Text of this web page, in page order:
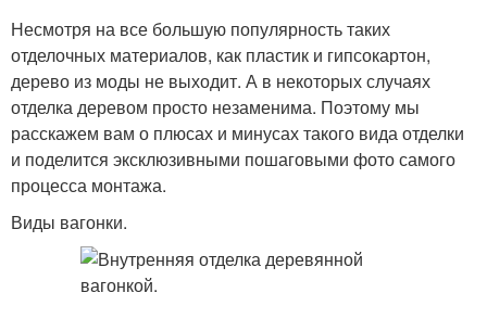
Несмотря на все большую популярность таких
отделочных материалов, как пластик и гипсокартон,
дерево из моды не выходит. А в некоторых случаях
отделка деревом просто незаменима. Поэтому мы
расскажем вам о плюсах и минусах такого вида отделки
и поделится эксклюзивными пошаговыми фото самого
процесса монтажа.
Виды вагонки.